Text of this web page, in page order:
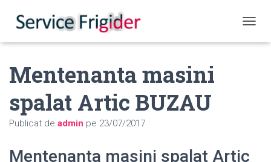
Mentenanta masini
spalat Artic BUZAU
Publicat de admin pe 23/07/2017
Mentenanta masini spalat Artic